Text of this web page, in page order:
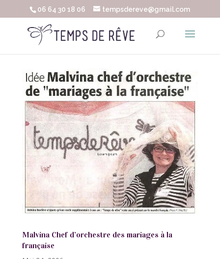
06 64 30 18 06 tempsdereve@gmail.com
Malvina Chef d’orchestre des mariages à la
française